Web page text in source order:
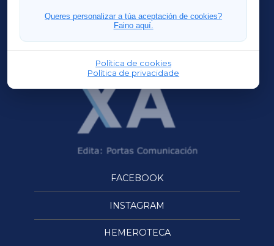
Queres personalizar a túa aceptación de cookies?
Faino aquí.
Política de cookies
Política de privacidade
FERROLXA
OURENSEXA
FACEBOOK
INSTAGRAM
HEMEROTECA